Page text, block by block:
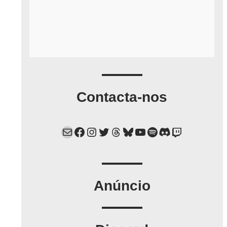
Contacta-nos
Mail Facebook Instagram Twitter Threads Bluesky YouTube Spotify Discord Twitch
Anúncio